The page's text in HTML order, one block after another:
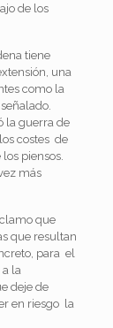
de los
tiene
una
como la
la guerra de
costes de
piensos.
más
que
que resultan
para el
la
deje de
en riesgo la